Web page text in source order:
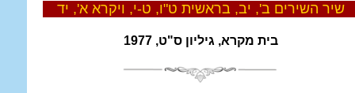
שיר השירים ב', יב, בראשית ט"ו, ט-י, ויקרא א', יד
בית מקרא, גיליון ס"ט, 1977